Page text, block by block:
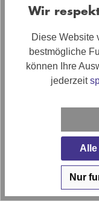
Bezug
Stoff
Breite: ca. 315cm,
(wählbar) ca.
Polstermaterial
hochwertiger
Ergonomisch
Wir
Diese Website
bestmögliche
können Ihre
jederzeit
Nur